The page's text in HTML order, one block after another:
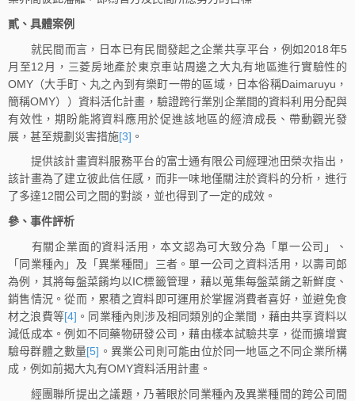
貳、具體案例
就民間而言，日本已有民間發起之企業共享平台，例如2018年5
月至12月，三菱房地產於東京車站周邊之大丸有地區進行實驗性的
OMY（大手町、丸之內到有樂町一帶的區域，日本俗稱Daimaruyu，
簡稱OMY））資料活化計畫，驗證跨行業別企業間的資料利用分配與
有效性，期盼能將資料應用於促進該地區的經濟成長、帶動觀光發
展，甚至規劃災害措施[3] 。
提供該計畫資料服務平台的富士通有限公司經理池田榮次指出，
該計畫為了建立彼此信任感，而非一味地僅關注於資料的分析，進行
了多達12間公司之間的對談，並也得到了一定的成效。
參、事件評析
有關企業面的資料活用，本文認為可大致分為「單一公司」、
「同業種內」及「異業種間」三者。單一公司之資料活用，以壽司郎
為例，其將每盤菜餚均以IC標籤管理，藉以蒐集每盤菜餚之新鮮度、
銷售情況。從而，累積之資料即可運用於掌握消費者喜好，並避免食
材之浪費等[4] 。同業種內則涉及相同類別的企業間，藉由共享資料以
減低成本。例如不同藥物研發公司，藉由樣本試驗共享，從而擴增實
驗母群體之數量[5] 。異業公司則可能由位於同一地區之不同企業所構
成，例如前揭大丸有OMY資料活用計畫。
經團聯所提出之議題，乃著眼於同業種內及異業種間的跨公司間